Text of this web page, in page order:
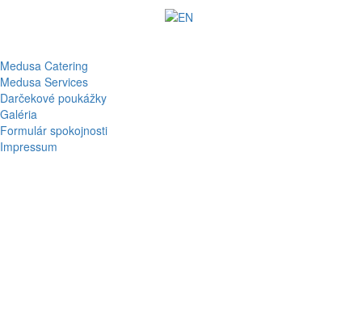
Medusa Catering
Medusa Services
Darčekové poukážky
Galéria
Formulár spokojnosti
Impressum